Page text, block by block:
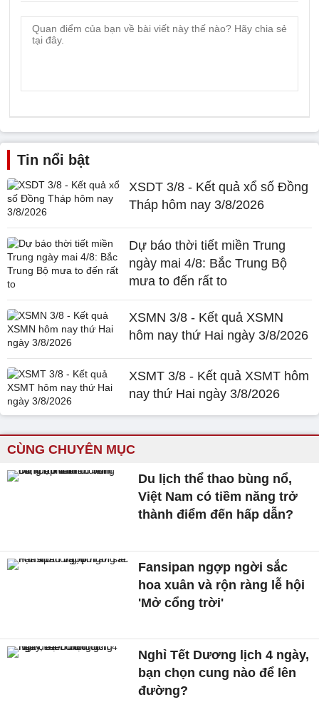
Tin nổi bật
XSDT 3/8 - Kết quả xổ số Đồng
Tháp hôm nay 3/8/2026
Dự báo thời tiết miền Trung
ngày mai 4/8: Bắc Trung Bộ
mưa to đến rất to
XSMN 3/8 - Kết quả XSMN
hôm nay thứ Hai ngày 3/8/2026
XSMT 3/8 - Kết quả XSMT hôm
nay thứ Hai ngày 3/8/2026
CÙNG CHUYÊN MỤC
Du lịch thể thao bùng nổ,
Việt Nam có tiềm năng trở
thành điểm đến hấp dẫn?
Fansipan ngợp ngời sắc
hoa xuân và rộn ràng lễ hội
'Mở cổng trời'
Nghỉ Tết Dương lịch 4 ngày,
bạn chọn cung nào để lên
đường?